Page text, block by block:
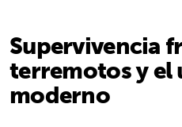
Supervivencia
terremotos y
moderno